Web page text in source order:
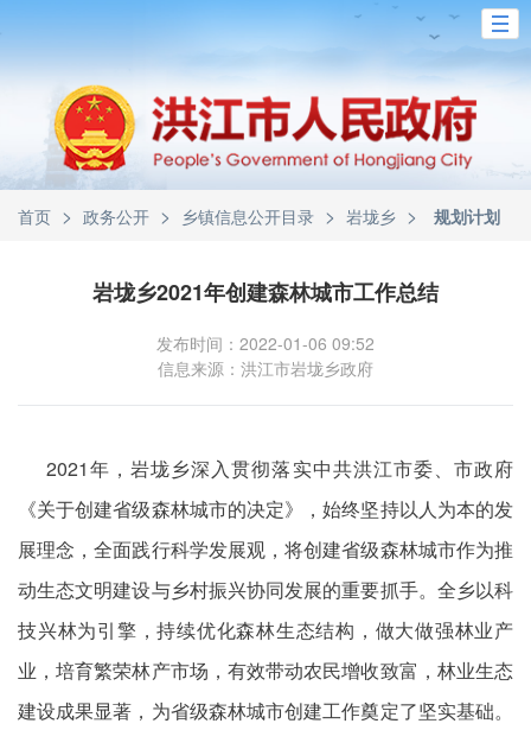
首页 > 政务公开 > 乡镇信息公开目录 > 岩垅乡 > 规划计划
岩垅乡2021年创建森林城市工作总结
发布时间：2022-01-06 09:52
信息来源：洪江市岩垅乡政府
2021年，岩垅乡深入贯彻落实中共洪江市委、市政府
《关于创建省级森林城市的决定》，始终坚持以人为本的发
展理念，全面践行科学发展观，将创建省级森林城市作为推
动生态文明建设与乡村振兴协同发展的重要抓手。全乡以科
技兴林为引擎，持续优化森林生态结构，做大做强林业产
业，培育繁荣林产市场，有效带动农民增收致富，林业生态
建设成果显著，为省级森林城市创建工作奠定了坚实基础。